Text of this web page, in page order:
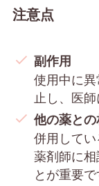
注意点
副作用
使用中に
止し、医師
他の薬と
併用して
薬剤師に
とが重要で